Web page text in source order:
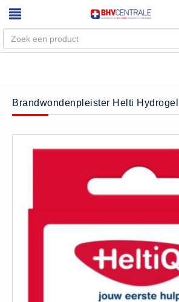
Home
Webshop
Trainingen
E-Learning
Bedrijfsnoodplannen
Plattegronden
VCA Trajecten
ISO 9001 Begeleiding
Evenementenveiligheid
Brandwondenpleister Helti